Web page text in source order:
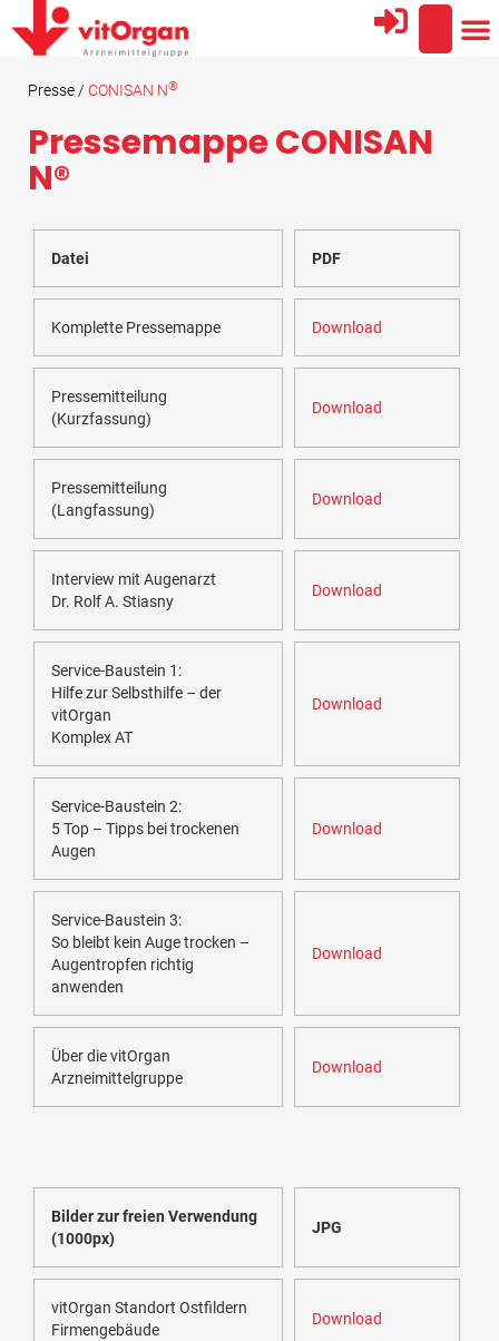
Presse / CONISAN N®
Pressemappe CONISAN
N®​
Datei PDF
Komplette Pressemappe Download
Pressemitteilung
(Kurzfassung)
Download
Pressemitteilung
(Langfassung)
Download
Interview mit Augenarzt
Dr. Rolf A. Stiasny
Download
Service-Baustein 1:
Hilfe zur Selbsthilfe – der
vitOrgan
Komplex AT
Download
Service-Baustein 2:
5 Top – Tipps bei trockenen
Augen
Download
Service-Baustein 3:
So bleibt kein Auge trocken –
Augentropfen richtig
anwenden
Download
Über die vitOrgan
Arzneimittelgruppe
Download
Bilder zur freien Verwendung
(1000px)
JPG
vitOrgan Standort Ostfildern
Firmengebäude
Download